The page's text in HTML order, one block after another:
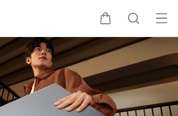
Warenkorb
Suche